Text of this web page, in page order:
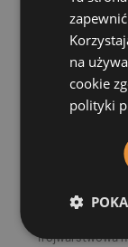
budynku.
uniemożliwiając
pozwalając na
Wysokoparo­-
wstępnego
Trójwarstwowa
na
cookie
polityki